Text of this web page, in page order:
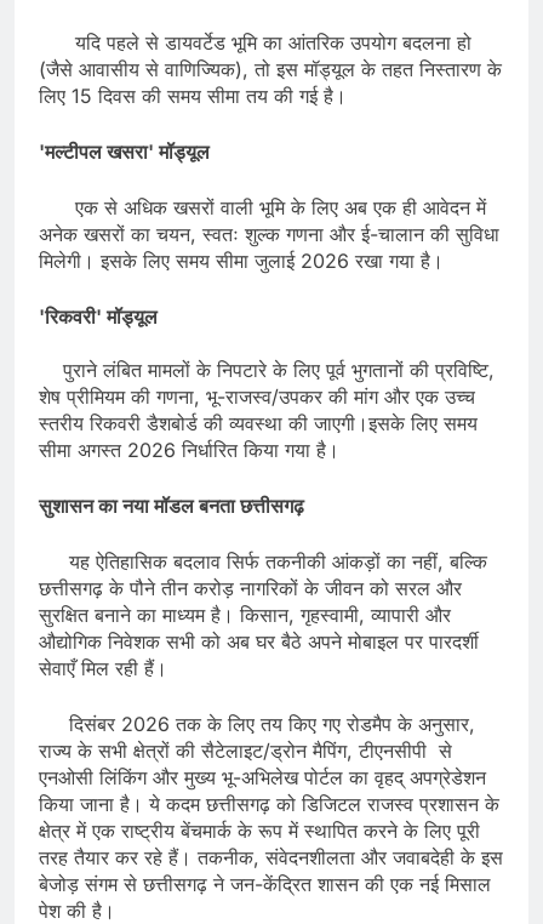
यदि पहले से डायवर्टेड भूमि का आंतरिक उपयोग बदलना हो
(जैसे आवासीय से वाणिज्यिक), तो इस मॉड्यूल के तहत निस्तारण के
लिए 15 दिवस की समय सीमा तय की गई है।
​'मल्टीपल खसरा' मॉड्यूल
एक से अधिक खसरों वाली भूमि के लिए अब एक ही आवेदन में
अनेक खसरों का चयन, स्वतः शुल्क गणना और ई-चालान की सुविधा
मिलेगी। इसके लिए समय सीमा जुलाई 2026 रखा गया है।
​'रिकवरी' मॉड्यूल
पुराने लंबित मामलों के निपटारे के लिए पूर्व भुगतानों की प्रविष्टि,
शेष प्रीमियम की गणना, भू-राजस्व/उपकर की मांग और एक उच्च
स्तरीय रिकवरी डैशबोर्ड की व्यवस्था की जाएगी।इसके लिए समय
सीमा अगस्त 2026 निर्धारित किया गया है।
​सुशासन का नया मॉडल बनता छत्तीसगढ़
​यह ऐतिहासिक बदलाव सिर्फ तकनीकी आंकड़ों का नहीं, बल्कि
छत्तीसगढ़ के पौने तीन करोड़ नागरिकों के जीवन को सरल और
सुरक्षित बनाने का माध्यम है। किसान, गृहस्वामी, व्यापारी और
औद्योगिक निवेशक सभी को अब घर बैठे अपने मोबाइल पर पारदर्शी
सेवाएँ मिल रही हैं।
​दिसंबर 2026 तक के लिए तय किए गए रोडमैप के अनुसार,
राज्य के सभी क्षेत्रों की सैटेलाइट/ड्रोन मैपिंग, टीएनसीपी से
एनओसी लिंकिंग और मुख्य भू-अभिलेख पोर्टल का वृहद् अपग्रेडेशन
किया जाना है। ये कदम छत्तीसगढ़ को डिजिटल राजस्व प्रशासन के
क्षेत्र में एक राष्ट्रीय बेंचमार्क के रूप में स्थापित करने के लिए पूरी
तरह तैयार कर रहे हैं। तकनीक, संवेदनशीलता और जवाबदेही के इस
बेजोड़ संगम से छत्तीसगढ़ ने जन-केंद्रित शासन की एक नई मिसाल
पेश की है।